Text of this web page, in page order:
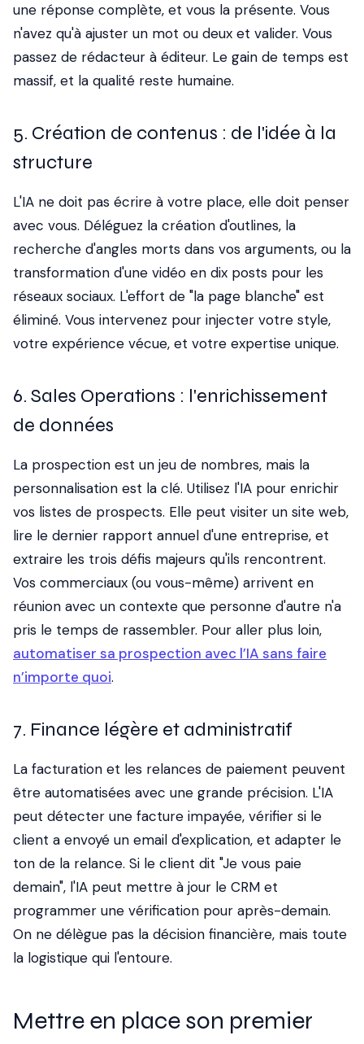
une réponse complète, et vous la présente. Vous
n'avez qu'à ajuster un mot ou deux et valider. Vous
passez de rédacteur à éditeur. Le gain de temps est
massif, et la qualité reste humaine.
5. Création de contenus : de l'idée à la
structure
L'IA ne doit pas écrire à votre place, elle doit penser
avec vous. Déléguez la création d'outlines, la
recherche d'angles morts dans vos arguments, ou la
transformation d'une vidéo en dix posts pour les
réseaux sociaux. L'effort de "la page blanche" est
éliminé. Vous intervenez pour injecter votre style,
votre expérience vécue, et votre expertise unique.
6. Sales Operations : l'enrichissement
de données
La prospection est un jeu de nombres, mais la
personnalisation est la clé. Utilisez l'IA pour enrichir
vos listes de prospects. Elle peut visiter un site web,
lire le dernier rapport annuel d'une entreprise, et
extraire les trois défis majeurs qu'ils rencontrent.
Vos commerciaux (ou vous-même) arrivent en
réunion avec un contexte que personne d'autre n'a
pris le temps de rassembler. Pour aller plus loin,
automatiser sa prospection avec l’IA sans faire
n’importe quoi.
7. Finance légère et administratif
La facturation et les relances de paiement peuvent
être automatisées avec une grande précision. L'IA
peut détecter une facture impayée, vérifier si le
client a envoyé un email d'explication, et adapter le
ton de la relance. Si le client dit "Je vous paie
demain", l'IA peut mettre à jour le CRM et
programmer une vérification pour après-demain.
On ne délègue pas la décision financière, mais toute
la logistique qui l'entoure.
Mettre en place son premier